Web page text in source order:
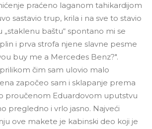
praćeno laganom tahikardijom
sastavio trup, krila i na sve to stavio
„staklenu baštu“ spontano mi se
i prva strofa njene slavne pesme
buy me a Mercedes Benz?".
čim sam ulovio malo
započeo sam i sklapanje prema
proučenom Eduardovom uputstvu
pregledno i vrlo jasno. Najveći
ove makete je kabinski deo koji je